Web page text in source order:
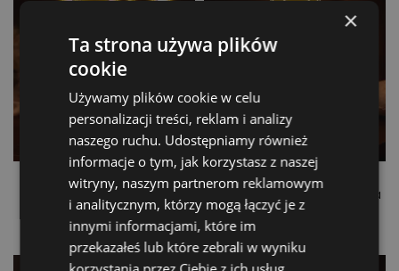
Lampka LED 3D Pamiątka
Dla Dziewczynki na
Komunię Świętą
99,90 zł
Lampka LED 3D Plexido
Komunia Święta Pamiątka
99,90 zł
×
Ta strona używa plików
cookie
Używamy plików cookie w celu
personalizacji treści, reklam i analizy
naszego ruchu. Udostępniamy również
informacje o tym, jak korzystasz z naszej
witryny, naszym partnerom reklamowym
i analitycznym, którzy mogą łączyć je z
innymi informacjami, które im
przekazałeś lub które zebrali w wyniku